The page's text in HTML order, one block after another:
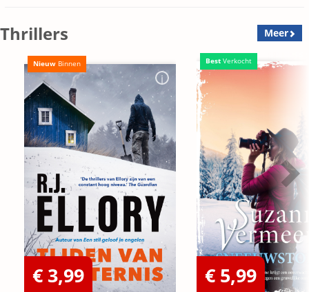
Thrillers Meer
Nieuw Binnen
€ 3,99
Best Verkocht
€ 5,99